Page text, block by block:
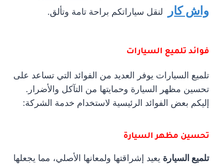
واش كار
لنقل سياراتكم براحة تامة وتألق.
فوائد تلميع السيارات
تلميع السيارات يوفر العديد من الفوائد التي تساعد على
تحسين مظهر السيارة وحمايتها من التآكل والأضرار.
إليكم بعض الفوائد الرئيسية لاستخدام خدمة الشركة:
تحسين مظهر السيارة
تلميع السيارة يعيد إشراقتها ولمعانها الأصلي، مما يجعلها